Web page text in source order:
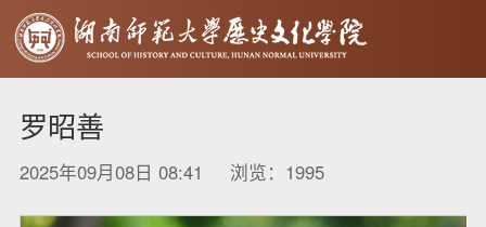
罗昭善
2025年09月08日 08:41 浏览： 1995